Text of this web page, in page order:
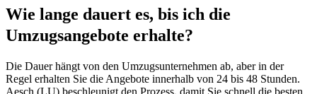
Wie lange dauert es, bis ich die
Umzugsangebote erhalte?
Die Dauer hängt von den Umzugsunternehmen ab, aber in der
Regel erhalten Sie die Angebote innerhalb von 24 bis 48 Stunden.